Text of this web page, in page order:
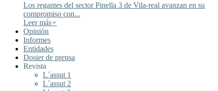
Los regantes del sector Pinella 3 de Vila-real avanzan en su
compromiso con...
Leer más+
Opinión
Informes
Entidades
Dosier de prensa
Revista
L´assut 1
L´assut 2